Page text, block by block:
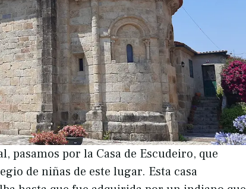
pasamos por la Casa de Escudeiro, que
de niñas de este lugar. Esta casa